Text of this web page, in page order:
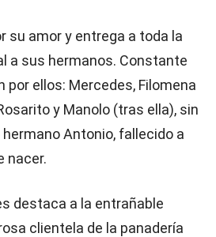
su amor y entrega a toda la
a sus hermanos. Constante
por ellos: Mercedes, Filomena
y Manolo (tras ella), sin
Antonio, fallecido a
nacer.
destaca a la entrañable
clientela de la panadería